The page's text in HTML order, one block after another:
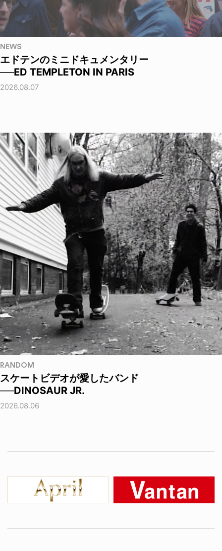
NEWS
エドテンのミニドキュメンタリー
──ED TEMPLETON IN PARIS
2026.08.07
RANDOM
スケートビデオが愛したバンド
──DINOSAUR JR.
2026.08.06